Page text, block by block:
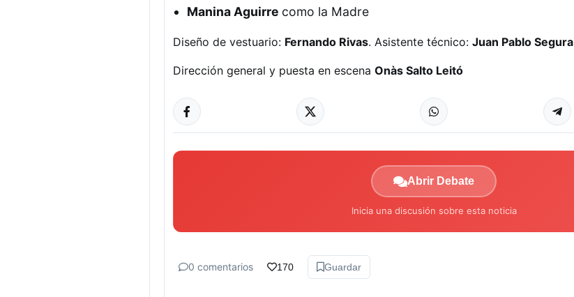
Manina Aguirre como la Madre
Diseño de vestuario: Fernando Rivas. Asistente técnico: Juan Pablo Segura
Dirección general y puesta en escena Onàs Salto Leitó
Abrir Debate
Inicia una discusión sobre esta noticia
0 comentarios 170 Guardar